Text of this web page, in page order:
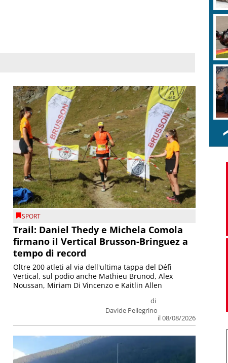
SPORT
Trail: Daniel Thedy e Michela Comola
firmano il Vertical Brusson-Bringuez a
tempo di record
di
Davide Pellegrino
il 08/08/2026
Oltre 200 atleti al via dell'ultima tappa del Défì
Vertical, sul podio anche Mathieu Brunod, Alex
Noussan, Miriam Di Vincenzo e Kaitlin Allen